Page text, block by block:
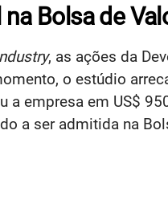
na Bolsa de
, as ações da
o estúdio
a empresa em US$
a ser admitida na